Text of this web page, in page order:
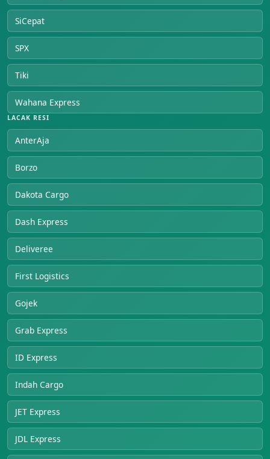
SiCepat
SPX
Tiki
Wahana Express
LACAK RESI
AnterAja
Borzo
Dakota Cargo
Dash Express
Deliveree
First Logistics
Gojek
Grab Express
ID Express
Indah Cargo
JET Express
JDL Express